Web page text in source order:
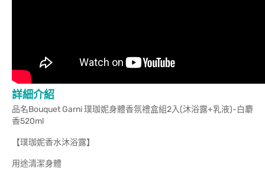
詳細介紹
品名Bouquet Garni 璞珈妮身體香氛禮盒組2入(沐浴露+乳液)-白麝
香520ml
【璞珈妮香水沐浴露】
用途清潔身體